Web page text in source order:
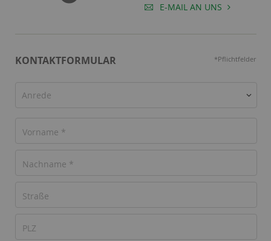
E-MAIL AN UNS
KONTAKTFORMULAR *Pflichtfelder
Anrede